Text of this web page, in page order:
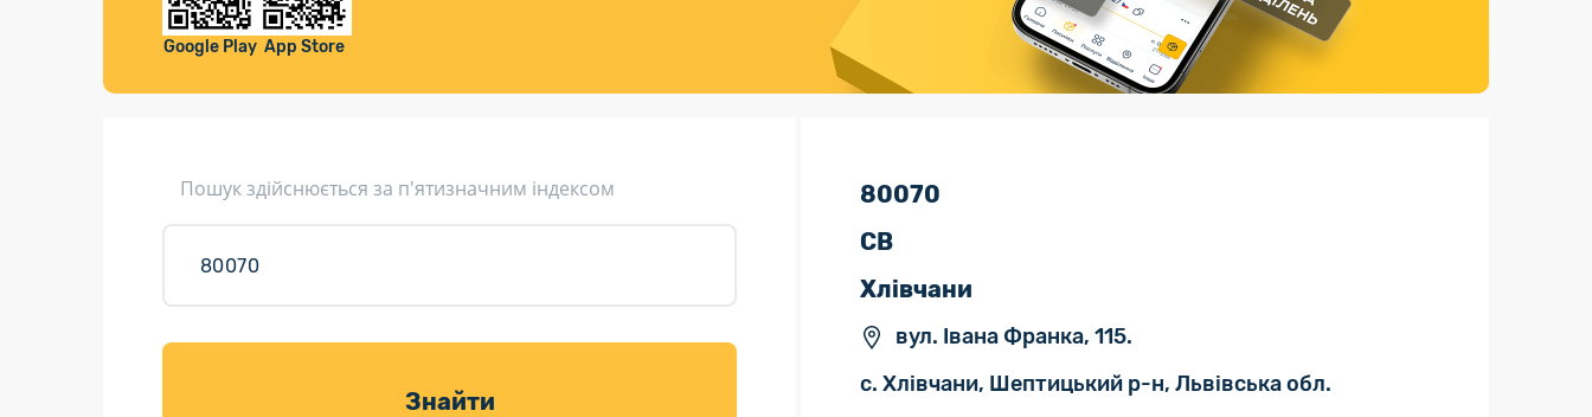
Листи та листівки
Доставка товарів для саду
Валютно-обмінні операції
Страхові послуги
Каталог «Укрпошта Маркет»
Google Play App Store
Пошук здійснюється за п'ятизначним індексом
Знайти
80070
СВ
Хлівчани
вул. Івана Франка, 115.
с. Хлівчани, Шептицький р-н, Львівська обл.